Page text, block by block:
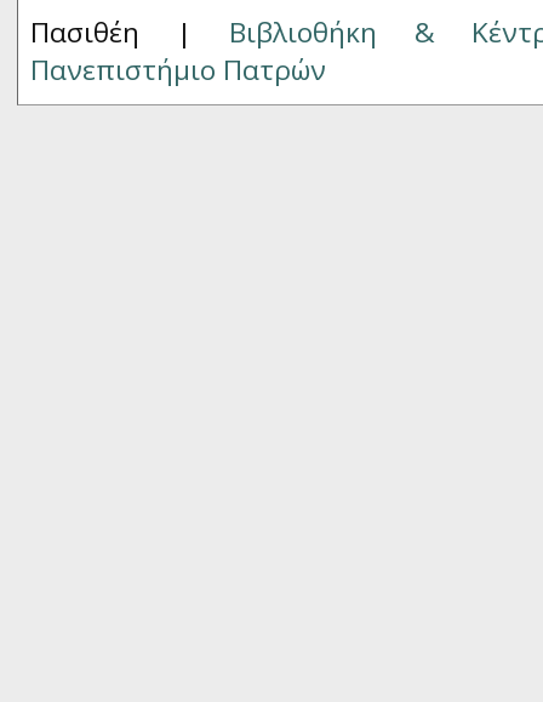
Πασιθέη | Βιβλιοθήκη &
Πανεπιστήμιο Πατρών